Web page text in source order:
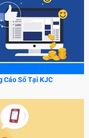
Cáo Số Tại KJC